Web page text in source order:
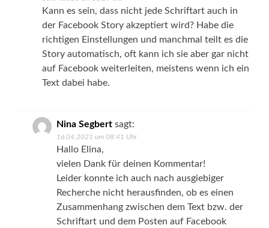
Kann es sein, dass nicht jede Schriftart auch in
der Facebook Story akzeptiert wird? Habe die
richtigen Einstellungen und manchmal teilt es die
Story automatisch, oft kann ich sie aber gar nicht
auf Facebook weiterleiten, meistens wenn ich ein
Text dabei habe.
Nina Segbert sagt:
16.04.2021 um 08:41 Uhr
Hallo Elina,
vielen Dank für deinen Kommentar!
Leider konnte ich auch nach ausgiebiger
Recherche nicht herausfinden, ob es einen
Zusammenhang zwischen dem Text bzw. der
Schriftart und dem Posten auf Facebook